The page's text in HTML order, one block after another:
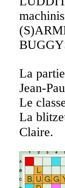
La
Jean-
Le
La
Claire.